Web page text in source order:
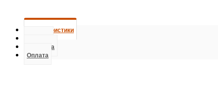
Характеристики
Доставка
Оплата